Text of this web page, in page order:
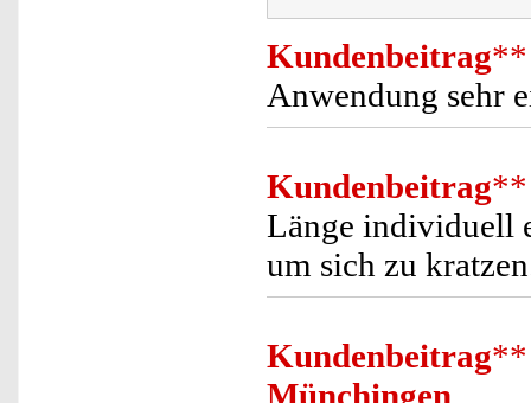
Kundenbeitrag**
Anwendung sehr
Kundenbeitrag**
Länge individuell
um sich zu
Kundenbeitrag**
Münchingen